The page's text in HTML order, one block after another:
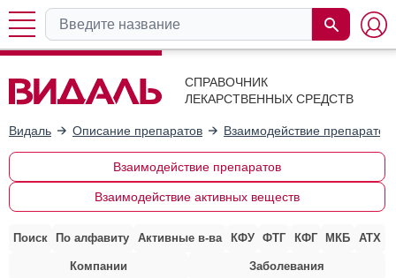
СПРАВОЧНИК
ЛЕКАРСТВЕННЫХ СРЕДСТВ
Видаль Описание препаратов Взаимодействие препаратов
Взаимодействие препаратов
Взаимодействие активных веществ
Поиск По алфавиту Активные в-ва КФУ ФТГ КФГ МКБ АТХ
Компании Заболевания